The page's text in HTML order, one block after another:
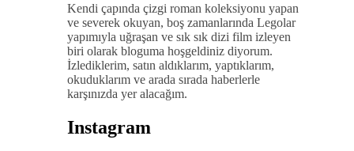
Kendi çapında çizgi roman koleksiyonu yapan
ve severek okuyan, boş zamanlarında Legolar
yapımıyla uğraşan ve sık sık dizi film izleyen
biri olarak bloguma hoşgeldiniz diyorum.
İzlediklerim, satın aldıklarım, yaptıklarım,
okuduklarım ve arada sırada haberlerle
karşınızda yer alacağım.
Instagram